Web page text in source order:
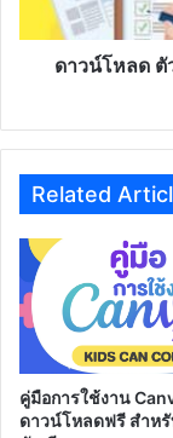
ห้องเรียน
ตาม
BCG
Model
ของ
เรียน
ใน
โลก
Digital
Disruption"
ชี้
ดาวน์โหลด ตั
Related
คู่มือการใช้งาน
ดาวน์โหลดฟรี สำห